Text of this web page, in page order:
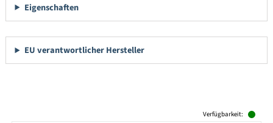
Eigenschaften
EU verantwortlicher Hersteller
Verfügbarkeit: